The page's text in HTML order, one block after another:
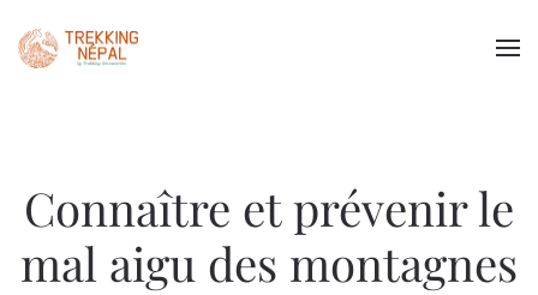
Passer au contenu principal
Connaître et prévenir le
mal aigu des montagnes